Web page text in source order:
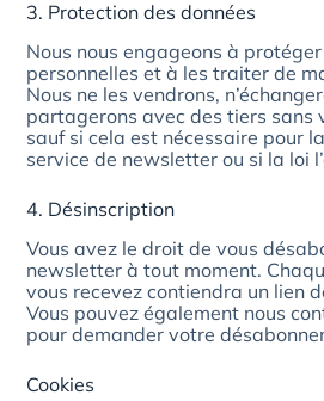
3. Protection des données
Nous nous engageons à
personnelles et à les traiter de
Nous ne les vendrons,
partagerons avec des tiers sans
sauf si cela est nécessaire pour
service de newsletter ou si la loi
4. Désinscription
Vous avez le droit de vous
newsletter à tout moment.
vous recevez contiendra un lien
Vous pouvez également nous
pour demander votre
Cookies